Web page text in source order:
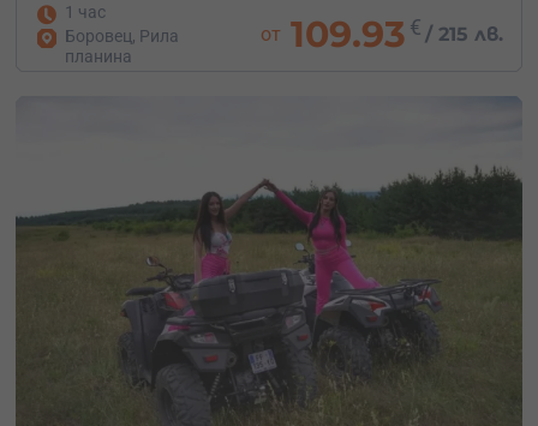
1 час
Боровец, Рила
планина
от 109.93 € /215 лв.